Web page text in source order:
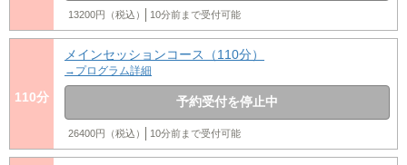
13200円（税込） 10分前まで受付可能
110分
メインセッションコース（110分）
→プログラム詳細
予約受付を停止中
26400円（税込） 10分前まで受付可能